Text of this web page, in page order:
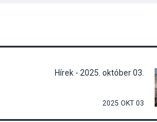
Hírek - 2025. október 03.
2025 OKT 03